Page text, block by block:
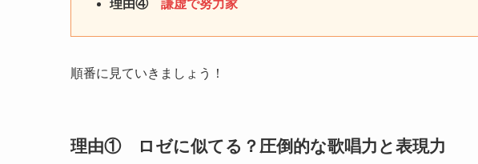
理由④
謙虚で努力家
順番に見ていきましょう！
理由① ロゼに似てる？圧倒的な歌唱力と表現力